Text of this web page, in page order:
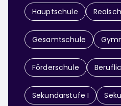
Hauptschule
Gesamtschule
Förderschule
Sekundarstufe I